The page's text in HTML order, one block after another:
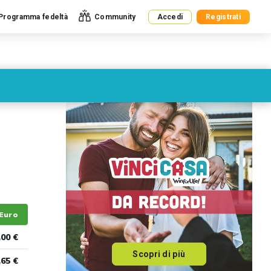
fedeltà Community Accedi Registrati
€
€
Scopri di più